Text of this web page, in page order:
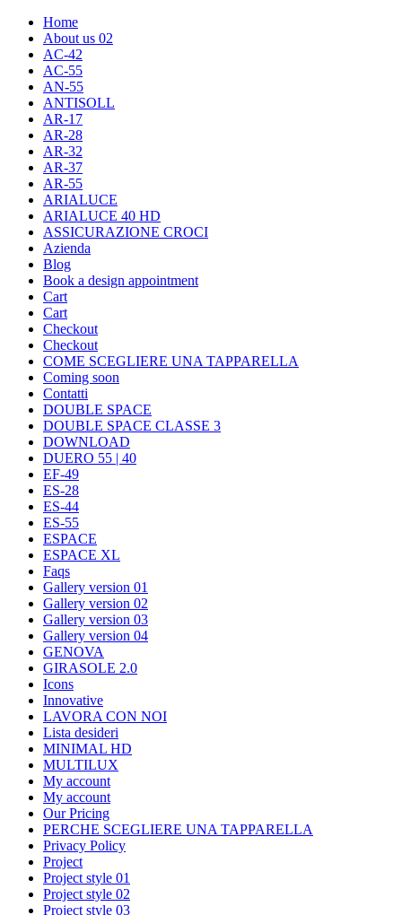
Home
About us 02
AC-42
AC-55
AN-55
ANTISOLL
AR-17
AR-28
AR-32
AR-37
AR-55
ARIALUCE
ARIALUCE 40 HD
ASSICURAZIONE CROCI
Azienda
Blog
Book a design appointment
Cart
Cart
Checkout
Checkout
COME SCEGLIERE UNA TAPPARELLA
Coming soon
Contatti
DOUBLE SPACE
DOUBLE SPACE CLASSE 3
DOWNLOAD
DUERO 55 | 40
EF-49
ES-28
ES-44
ES-55
ESPACE
ESPACE XL
Faqs
Gallery version 01
Gallery version 02
Gallery version 03
Gallery version 04
GENOVA
GIRASOLE 2.0
Icons
Innovative
LAVORA CON NOI
Lista desideri
MINIMAL HD
MULTILUX
My account
My account
Our Pricing
PERCHE SCEGLIERE UNA TAPPARELLA
Privacy Policy
Project
Project style 01
Project style 02
Project style 03